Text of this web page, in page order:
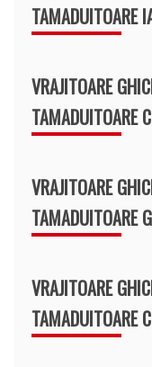
TAMADUITOARE
VRAJITOARE
TAMADUITOARE
VRAJITOARE
TAMADUITOARE
VRAJITOARE
TAMADUITOARE